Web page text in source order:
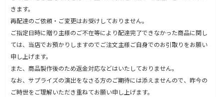
きます。
再配達のご依頼・ご変更はお受けしておりません。
ご指定日時に贈り主様のご不在等により配達完了できなかった商品に関し
ては、当店でお預かりしますのでご注文主様ご自身でのお引取りをお願い
申し上げます。
また、商品製作後のため返金対応などはいたしておりません。
なお、サプライズの演出をなさる方のご期待には添えませんので、昨今の
ご時世をご理解いただき重ねてお願い申し上げます。